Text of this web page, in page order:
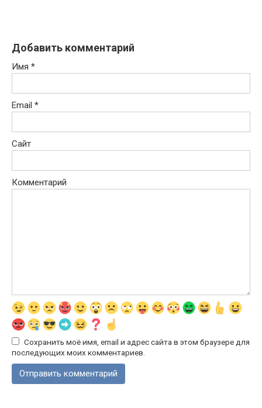
Добавить комментарий
Имя *
Email *
Сайт
Комментарий
Сохранить моё имя, email и адрес сайта в этом браузере для
последующих моих комментариев.